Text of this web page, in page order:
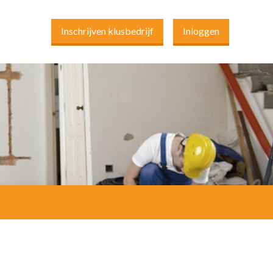
Inschrijven klusbedrijf Inloggen